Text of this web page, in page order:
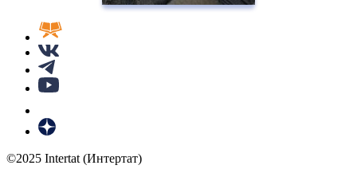
©2025 Intertat (Интертат)